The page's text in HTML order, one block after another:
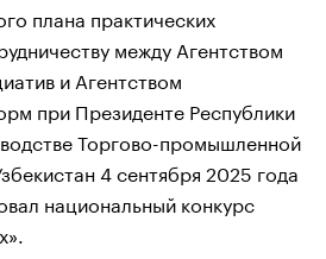
плана практических
между Агентством
и Агентством
при Президенте Республики
Торгово-промышленной
4 сентября 2025 года
национальный конкурс